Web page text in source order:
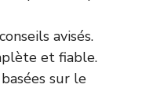
avisés.
et fiable.
sur le